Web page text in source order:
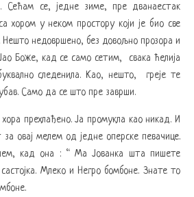
хором у неком простору који је био све
недовршено, без довољно прозора и
Боже, кад се само сетим, свака ћелија
следенила. Као, нешто, греје те
Само да се што пре заврши.
прехлађено. Ја промукла као никад. И
овај мелем од једне оперске певачице.
кад она : “ Ма Јованка шта пишете
Млеко и Негро бомбоне. Знате то